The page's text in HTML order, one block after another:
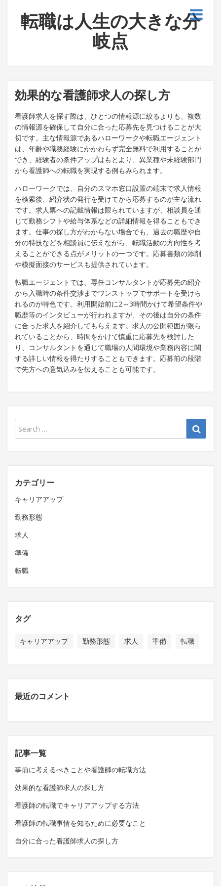
転職は人生の大きな分
岐点
効果的な看護師求人の探し方
看護師求人を探す際は、ひとつの情報源に絞るよりも、複数
の情報源を確保して自分に合った応募先を見つけることが大
切です。主な情報源であるハローワークや転職エージェント
は、年齢や職務経験にかかわらず完全無料で利用することが
でき、経験者の条件アップはもとより、異業種や未経験部門
から看護師への転職を実現する例もみられます。
ハローワークでは、自分のスマホ窓口設置の端末で求人情報
を検索後、紹介状の発行を受けてから応募するのが主な流れ
です。求人票への記載情報は限られていますが、相談員を通
じて勤務シフトや給与体系などの詳細情報を得ることもでき
ます。仕事の探し方がわからない場合でも、過去の職歴や自
分の特技などを相談員に伝えながら、転職活動の方向性を考
えることができる点がメリットの一つです。応募書類の添削
や模擬面接のサービスも提供されています。
転職エージェントでは、専任コンサルタントが応募先の紹介
から入職時の条件交渉までワンストップでサポートを受けら
れるのが特色です。利用開始前に2～3時間かけて希望条件や
職歴等のインタビューが行われますが、その後は自分の条件
に合った求人を紹介してもらえます。求人の公開範囲が限ら
れていることから、時間をかけて慎重に応募先を検討した
り、コンサルタントを通じて職場の人間環境や業務内容に関
する詳しい情報を得たりすることもできます。応募前の段階
で先方への意気込みを伝えることも可能です。
カテゴリー
キャリアアップ
勤務形態
求人
準備
転職
タグ
キャリアアップ 勤務形態 求人 準備 転職
最近のコメント
記事一覧
事前に考えるべきことや看護師の転職方法
効果的な看護師求人の探し方
看護師の転職でキャリアアップする方法
看護師の転職事情を知るために必要なこと
自分に合った看護師求人の探し方